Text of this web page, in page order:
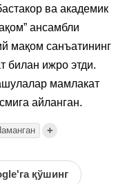
ва академик
ансамбли
мақом санъатининг
билан ижро этди.
мамлакат
айланган.
+
қўшинг